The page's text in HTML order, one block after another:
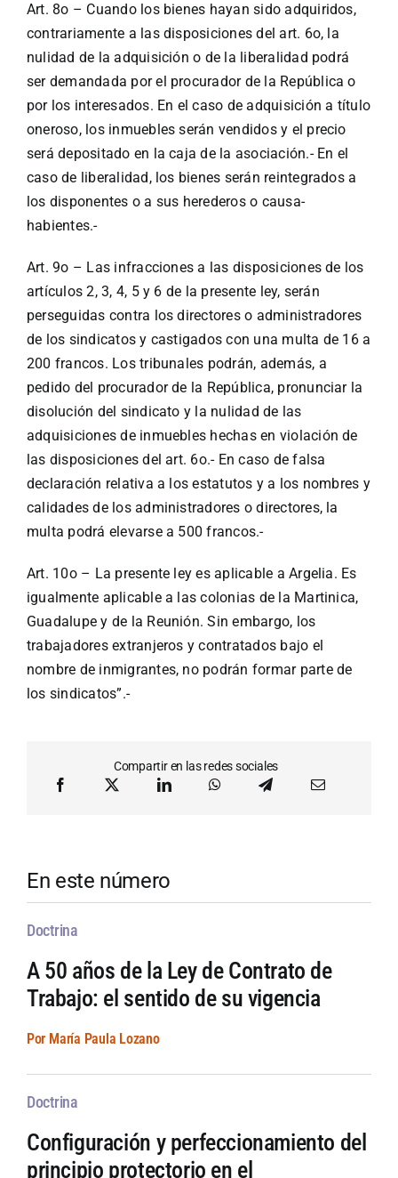
Art. 8o – Cuando los bienes hayan sido adquiridos,
contrariamente a las disposiciones del art. 6o, la
nulidad de la adquisición o de la liberalidad podrá
ser demandada por el procurador de la República o
por los interesados. En el caso de adquisición a título
oneroso, los inmuebles serán vendidos y el precio
será depositado en la caja de la asociación.- En el
caso de liberalidad, los bienes serán reintegrados a
los disponentes o a sus herederos o causa-
habientes.-
Art. 9o – Las infracciones a las disposiciones de los
artículos 2, 3, 4, 5 y 6 de la presente ley, serán
perseguidas contra los directores o administradores
de los sindicatos y castigados con una multa de 16 a
200 francos. Los tribunales podrán, además, a
pedido del procurador de la República, pronunciar la
disolución del sindicato y la nulidad de las
adquisiciones de inmuebles hechas en violación de
las disposiciones del art. 6o.- En caso de falsa
declaración relativa a los estatutos y a los nombres y
calidades de los administradores o directores, la
multa podrá elevarse a 500 francos.-
Art. 10o – La presente ley es aplicable a Argelia. Es
igualmente aplicable a las colonias de la Martinica,
Guadalupe y de la Reunión. Sin embargo, los
trabajadores extranjeros y contratados bajo el
nombre de inmigrantes, no podrán formar parte de
los sindicatos”.-
Compartir en las redes sociales
En este número
Doctrina
A 50 años de la Ley de Contrato de
Trabajo: el sentido de su vigencia
Por María Paula Lozano
Doctrina
Configuración y perfeccionamiento del
principio protectorio en el